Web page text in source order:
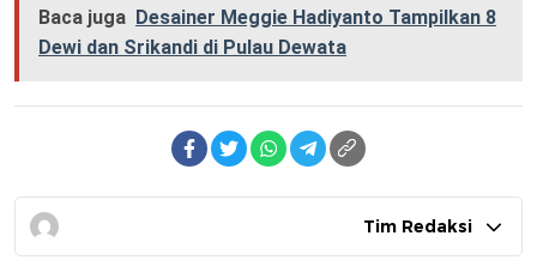
Baca juga Desainer Meggie Hadiyanto Tampilkan 8
Dewi dan Srikandi di Pulau Dewata
Tim Redaksi